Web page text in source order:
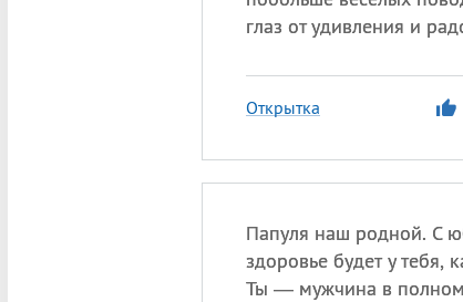
глаз от удивления и
Открытка
Папуля наш родной. С
здоровье будет у тебя,
Ты — мужчина в полном